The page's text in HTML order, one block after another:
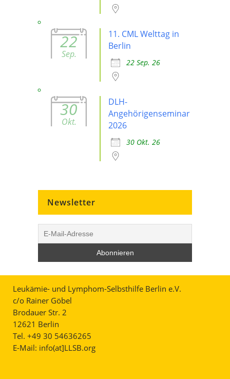
22
Sep.
11. CML Welttag in
Berlin
22 Sep. 26
30
Okt.
DLH-
Angehörigenseminar
2026
30 Okt. 26
Newsletter
Leukämie- und Lymphom-Selbsthilfe Berlin e.V.
c/o Rainer Göbel
Brodauer Str. 2
12621 Berlin
Tel. +49 30 54636265
E-Mail: info(at]LLSB.org